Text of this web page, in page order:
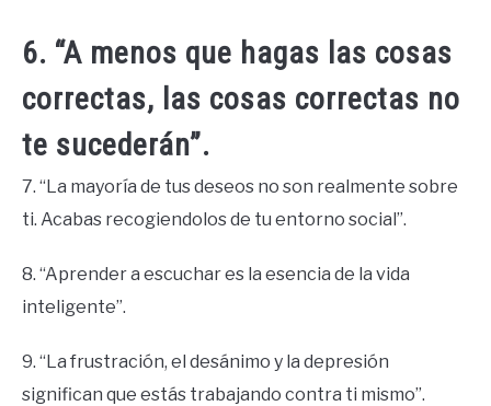
6. “A menos que hagas las cosas
correctas, las cosas correctas no
te sucederán”.
7. “La mayoría de tus deseos no son realmente sobre
ti. Acabas recogiendolos de tu entorno social”.
8. “Aprender a escuchar es la esencia de la vida
inteligente”.
9. “La frustración, el desánimo y la depresión
significan que estás trabajando contra ti mismo”.